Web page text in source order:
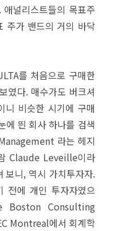
널리스트들의 목표주
주가 밴드의 거의 바닥
를 처음으로 구매한
였다. 매수가도 버크셔
니 비슷한 시기에 구매
에 띈 회사 하나를 검색
라는 헤지
Claude Leveille이라
보니, 역시 가치투자자.
전에 개인 투자자였으
Boston Consulting
Montreal에서 회계학